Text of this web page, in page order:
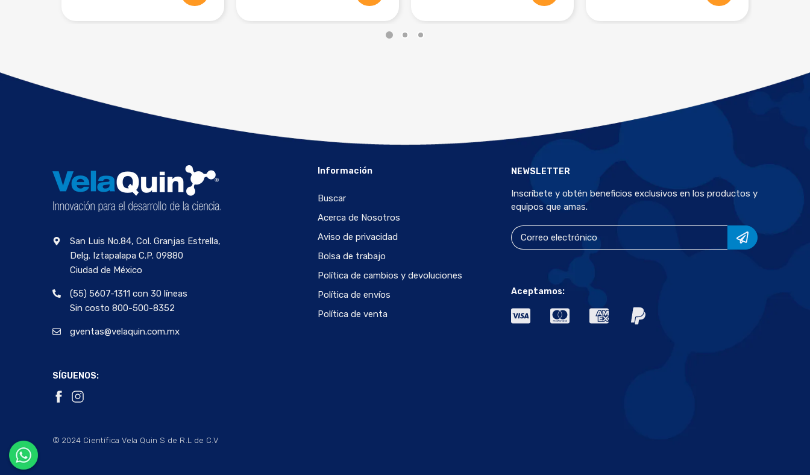
San Luis No.84, Col. Granjas Estrella,
Delg. Iztapalapa C.P. 09880
Ciudad de México
(55) 5607-1311 con 30 líneas
Sin costo 800-500-8352
gventas@velaquin.com.mx
SÍGUENOS:
Información
Buscar
Acerca de Nosotros
Aviso de privacidad
Bolsa de trabajo
Política de cambios y devoluciones
Política de envíos
Política de venta
NEWSLETTER
Inscríbete y obtén beneficios exclusivos en los productos y
equipos que amas.
Aceptamos:
© 2024 Científica Vela Quin S de R.L de C.V